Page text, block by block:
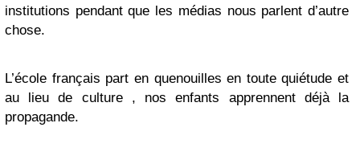
institutions pendant que les médias nous parlent d’autre
chose.
L’école français part en quenouilles en toute quiétude et
au lieu de culture , nos enfants apprennent déjà la
propagande.